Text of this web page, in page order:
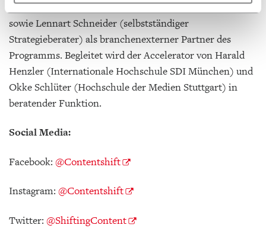
Philipp Lindinger (Herder Verlag), Ronald Schild (MVB)
sowie Lennart Schneider (selbstständiger
Strategieberater) als branchenexterner Partner des
Programms. Begleitet wird der Accelerator von Harald
Henzler (Internationale Hochschule SDI München) und
Okke Schlüter (Hochschule der Medien Stuttgart) in
beratender Funktion.
Social Media:
Facebook: @Contentshift
Instagram: @Contentshift
Twitter: @ShiftingContent